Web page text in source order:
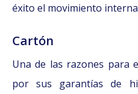
éxito el movimiento
Cartón
Una de las razones para
por sus garantías de